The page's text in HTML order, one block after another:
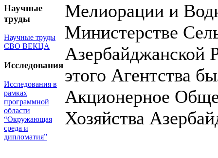
Научные
труды
Научные труды
СВО ВЕКЦА
Исследования
Исследования в
рамках
программной
области
“Окружающая
среда и
дипломатия”
Мелиорации и
Министерстве
Азербайджанской
этого Агентства
Акционерное
Хозяйства